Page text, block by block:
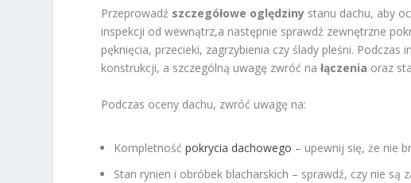
Przeprowadź szczegółowe oględziny stanu dachu, aby
inspekcji od wewnątrz,a następnie sprawdź zewnętrzne
pęknięcia, przecieki, zagrzybienia czy ślady pleśni.
konstrukcji, a szczególną uwagę zwróć nałączenia oraz
Podczas oceny dachu, zwróć uwagę na:
Kompletnośćpokrycia dachowego – upewnij się, że nie
Stan rynien i obróbek blacharskich – sprawdź, czy nie